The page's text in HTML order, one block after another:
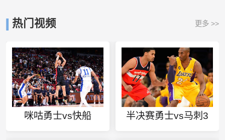
热门视频 更多 >>
咪咕勇士vs快船 半决赛勇士vs马刺3